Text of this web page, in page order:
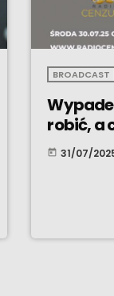
BROADCAST
robić, a
today 31/07/